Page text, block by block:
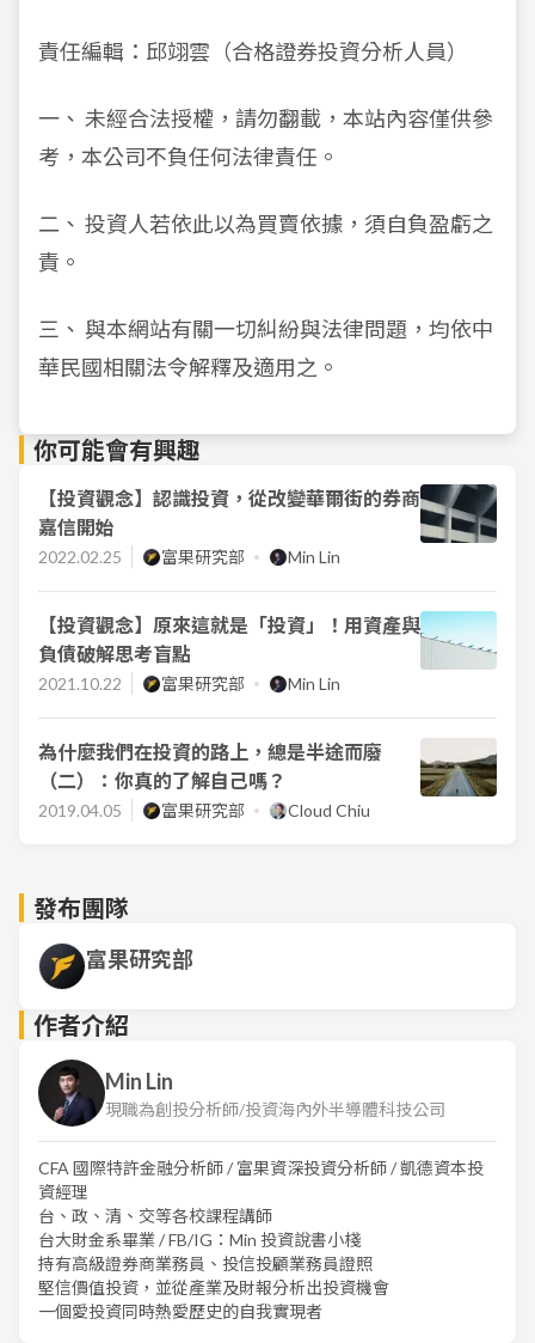
責任編輯：邱翊雲（合格證券投資分析人員）
一、 未經合法授權，請勿翻載，本站內容僅供參
考，本公司不負任何法律責任。
二、 投資人若依此以為買賣依據，須自負盈虧之
責。
三、 與本網站有關一切糾紛與法律問題，均依中
華民國相關法令解釋及適用之。
你可能會有興趣
【投資觀念】認識投資，從改變華爾街的券商
嘉信開始
2022.02.25 富果研究部 Min Lin
【投資觀念】原來這就是「投資」！用資產與
負債破解思考盲點
2021.10.22 富果研究部 Min Lin
為什麼我們在投資的路上，總是半途而廢
（二）：你真的了解自己嗎？
2019.04.05 富果研究部 Cloud Chiu
發布團隊
富果研究部
作者介紹
Min Lin
現職為創投分析師/投資海內外半導體科技公司
CFA 國際特許金融分析師 / 富果資深投資分析師 / 凱德資本投
資經理
台、政、清、交等各校課程講師
台大財金系畢業 / FB/IG：Min 投資說書小棧
持有高級證券商業務員、投信投顧業務員證照
堅信價值投資，並從產業及財報分析出投資機會
一個愛投資同時熱愛歷史的自我實現者